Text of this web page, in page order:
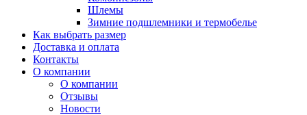
Шлемы
Зимние подшлемники и термобелье
Как выбрать размер
Доставка и оплата
Контакты
О компании
О компании
Отзывы
Новости